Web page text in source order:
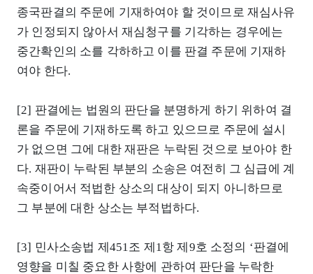
종국판결의 주문에 기재하여야 할 것이므로 재심사유
가 인정되지 않아서 재심청구를 기각하는 경우에는
중간확인의 소를 각하하고 이를 판결 주문에 기재하
여야 한다.
[2] 판결에는 법원의 판단을 분명하게 하기 위하여 결
론을 주문에 기재하도록 하고 있으므로 주문에 설시
가 없으면 그에 대한 재판은 누락된 것으로 보아야 한
다. 재판이 누락된 부분의 소송은 여전히 그 심급에 계
속중이어서 적법한 상소의 대상이 되지 아니하므로
그 부분에 대한 상소는 부적법하다.
[3] 민사소송법 제451조 제1항 제9호 소정의 ‘판결에
영향을 미칠 중요한 사항에 관하여 판단을 누락한